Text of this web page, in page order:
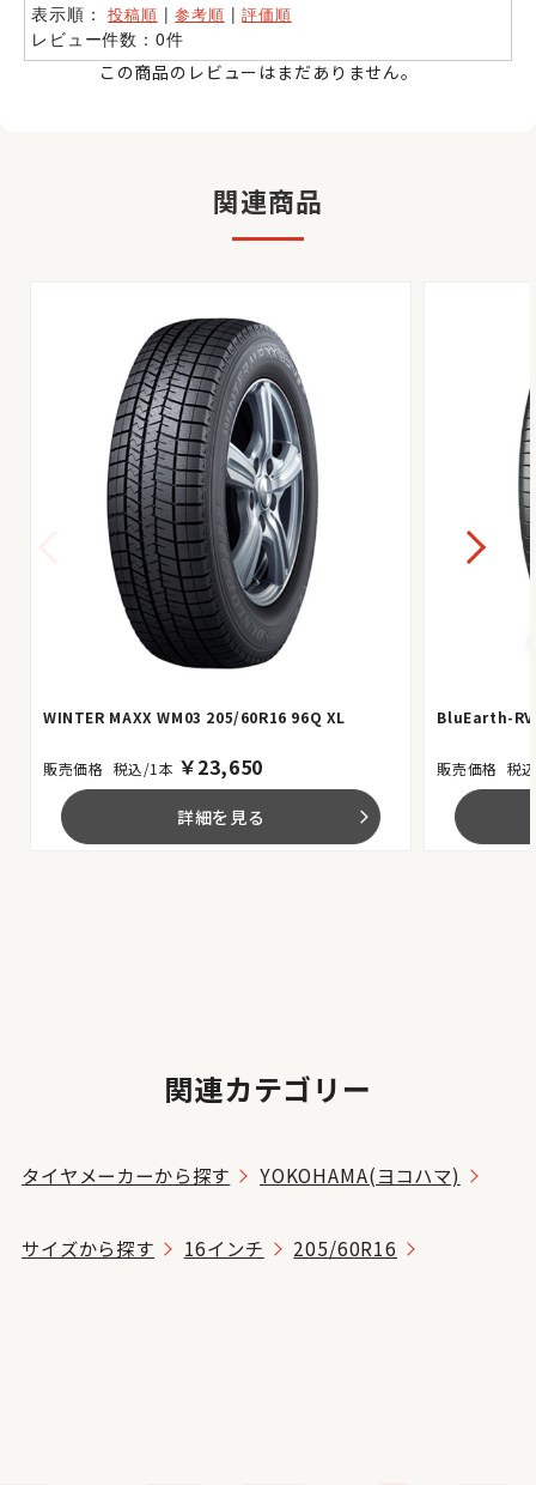
表示順：投稿順 |参考順 |評価順
レビュー件数：0件
この商品のレビューはまだありません。
関連商品
WINTER MAXX WM03 205/60R16 96Q XL
税込/1本 ￥23,650
詳細を見る arrow_forward_ios
BluEarth-RV
税
関連カテゴリー
タイヤメーカーから探す YOKOHAMA(ヨコハマ)
サイズから探す 16インチ 205/60R16